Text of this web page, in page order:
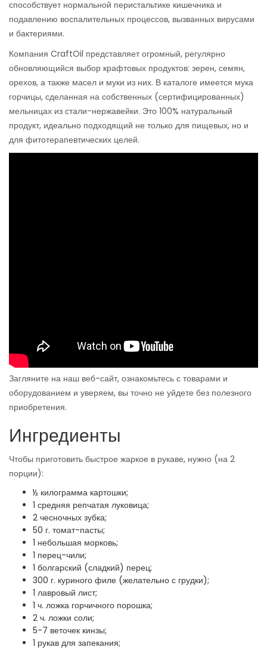
способствует нормальной перистальтике кишечника и
подавлению воспалительных процессов, вызванных вирусами
и бактериями.
Компания CraftOil представляет огромный, регулярно
обновляющийся выбор крафтовых продуктов: зерен, семян,
орехов, а также масел и муки из них. В каталоге имеется мука
горчицы, сделанная на собственных (сертифицированных)
мельницах из стали-нержавейки. Это 100% натуральный
продукт, идеально подходящий не только для пищевых, но и
для фитотерапевтических целей.
Загляните на наш веб-сайт, ознакомьтесь с товарами и
оборудованием и уверяем, вы точно не уйдете без полезного
приобретения.
Ингредиенты
Чтобы приготовить быстрое жаркое в рукаве, нужно (на 2
порции):
½ килограмма картошки;
1 средняя репчатая луковица;
2 чесночных зубка;
50 г. томат-пасты;
1 небольшая морковь;
1 перец-чили;
1 болгарский (сладкий) перец;
300 г. куриного филе (желательно с грудки);
1 лавровый лист;
1 ч. ложка горчичного порошка;
2 ч. ложки соли;
5-7 веточек кинзы;
1 рукав для запекания;